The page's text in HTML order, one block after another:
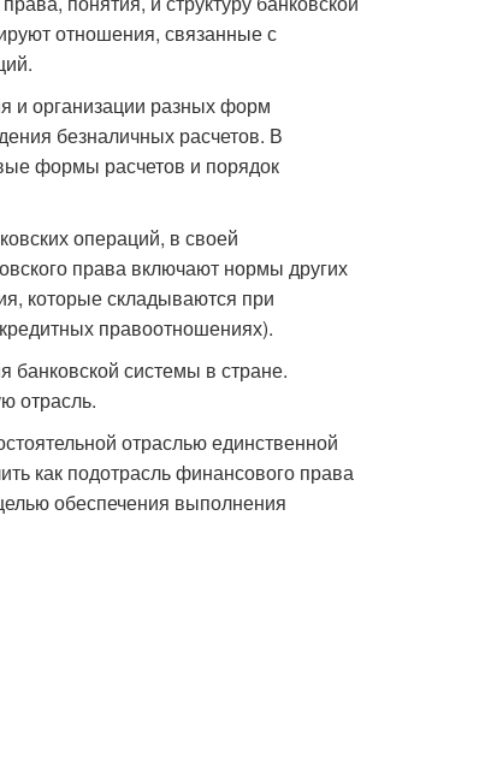
отношения, связанные с
и организации разных форм
безналичных расчетов. В
формы расчетов и порядок
операций, в своей
права включают нормы других
которые складываются при
правоотношениях).
банковской системы в стране.
отрасль.
отраслью единственной
как подотрасль финансового права
обеспечения выполнения